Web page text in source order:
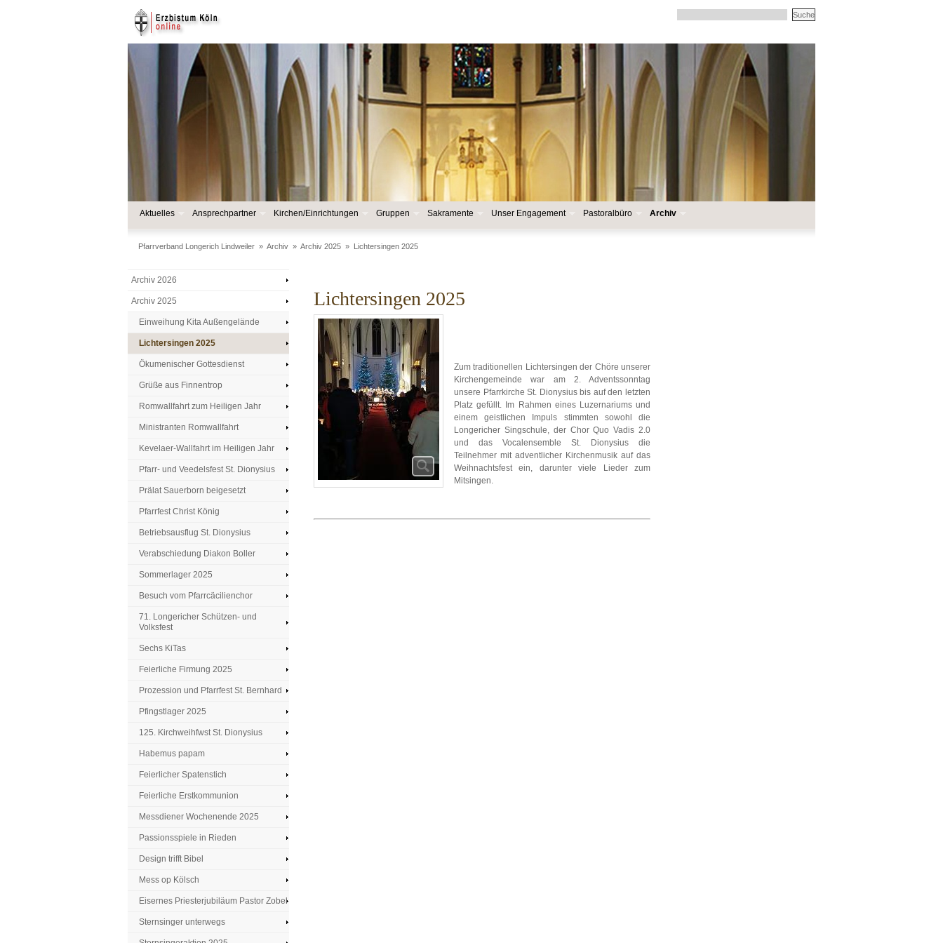
Aktuelles Ansprechpartner Kirchen/Einrichtungen Gruppen Sakramente Unser Engagement Pastoralbüro Archiv
Pfarrverband Longerich Lindweiler » Archiv » Archiv 2025 » Lichtersingen 2025
Archiv 2026
Archiv 2025
Einweihung Kita Außengelände
Lichtersingen 2025
Ökumenischer Gottesdienst
Grüße aus Finnentrop
Romwallfahrt zum Heiligen Jahr
Ministranten Romwallfahrt
Kevelaer-Wallfahrt im Heiligen Jahr
Pfarr- und Veedelsfest St. Dionysius
Prälat Sauerborn beigesetzt
Pfarrfest Christ König
Betriebsausflug St. Dionysius
Verabschiedung Diakon Boller
Sommerlager 2025
Besuch vom Pfarrcäcilienchor
71. Longericher Schützen- und
Volksfest
Sechs KiTas
Feierliche Firmung 2025
Prozession und Pfarrfest St. Bernhard
Pfingstlager 2025
125. Kirchweihfwst St. Dionysius
Habemus papam
Feierlicher Spatenstich
Feierliche Erstkommunion
Messdiener Wochenende 2025
Passionsspiele in Rieden
Design trifft Bibel
Mess op Kölsch
Eisernes Priesterjubiläum Pastor Zobel
Sternsinger unterwegs
Lichtersingen 2025
Zum traditionellen Lichtersingen der Chöre unserer
Kirchengemeinde war am 2. Adventssonntag
unsere Pfarrkirche St. Dionysius bis auf den letzten
Platz gefüllt. Im Rahmen eines Luzernariums und
einem geistlichen Impuls stimmten sowohl die
Longericher Singschule, der Chor Quo Vadis 2.0
und das Vocalensemble St. Dionysius die
Teilnehmer mit adventlicher Kirchenmusik auf das
Weihnachtsfest ein, darunter viele Lieder zum
Mitsingen.